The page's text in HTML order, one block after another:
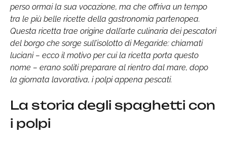
perso ormai la sua vocazione, ma che offriva un tempo
tra le più belle ricette della gastronomia partenopea.
Questa ricetta trae origine dall’arte culinaria dei pescatori
del borgo che sorge sull’isolotto di Megaride: chiamati
luciani – ecco il motivo per cui la ricetta porta questo
nome – erano soliti preparare al rientro dal mare, dopo
la giornata lavorativa, i polpi appena pescati.
La storia degli spaghetti con
i polpi